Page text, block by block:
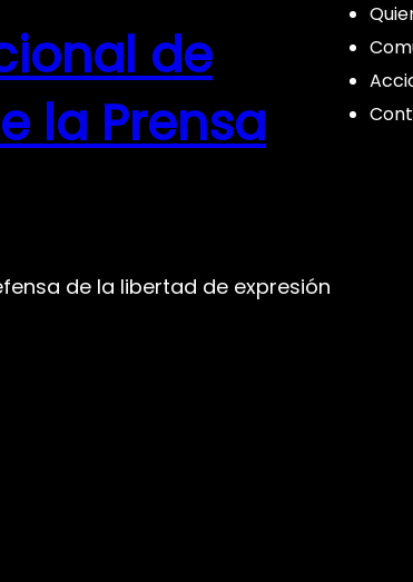
de
la Prensa
de la libertad de expresión